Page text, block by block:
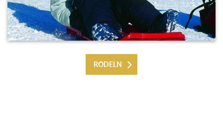
RODELN